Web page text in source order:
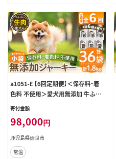
a1051-E 【6回定期便】＜保存料・着
色料 不使用＞愛犬用無添加 牛ふわ
ふわジャーキー6袋×6回(1袋50g・
市 牛 ジャーキー 犬 ドッグ ペット フ
ード エサ おやつ ごはん 間食 ご褒美
ペット関係
寄付金額
98,000円
鹿児島県姶良市
常温